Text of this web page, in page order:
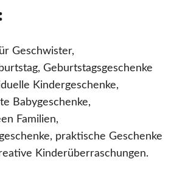
Geschwister,
Geburtstagsgeschenke
Kindergeschenke,
Babygeschenke,
Familien,
praktische Geschenke
Kinderüberraschungen.